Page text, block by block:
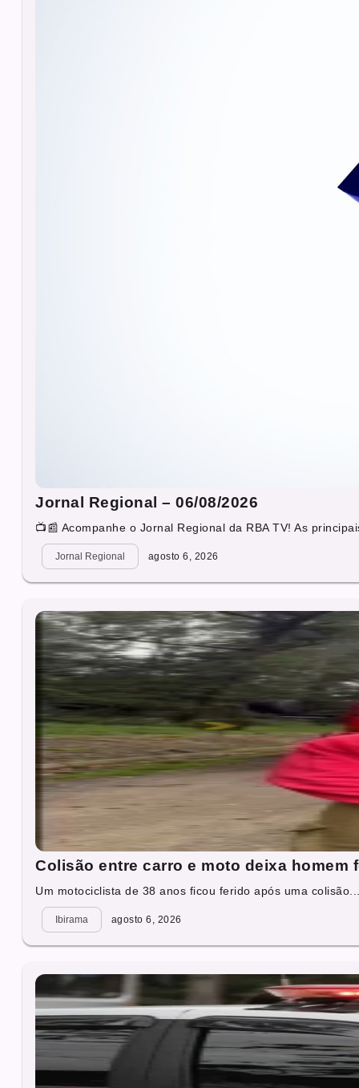
Jornal Regional – 06/08/2026
📺📰 Acompanhe o Jornal Regional da RBA TV! As
Jornal Regional agosto 6, 2026
Colisão entre carro e moto deixa homem
Um motociclista de 38 anos ficou ferido após uma
Ibirama agosto 6, 2026